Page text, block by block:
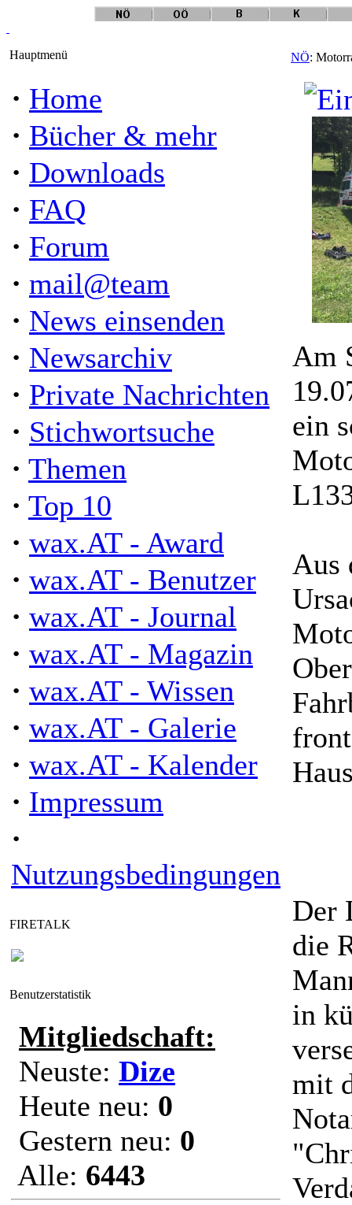
Hauptmenü
· Home
· Bücher & mehr
· Downloads
· FAQ
· Forum
· mail@team
· News einsenden
· Newsarchiv
· Private Nachrichten
· Stichwortsuche
· Themen
· Top 10
· wax.AT - Award
· wax.AT - Benutzer
· wax.AT - Journal
· wax.AT - Magazin
· wax.AT - Wissen
· wax.AT - Galerie
· wax.AT - Kalender
· Impressum
·
Nutzungsbedingungen
FIRETALK
Benutzerstatistik
Mitgliedschaft:
Neuste: Dize
Heute neu: 0
Gestern neu: 0
Alle: 6443
NÖ:
Am
ein
Aus
Der
die
in
mit